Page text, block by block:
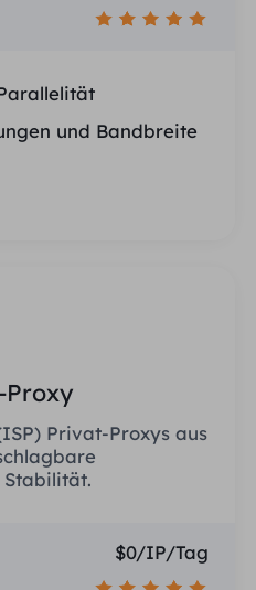
und Bandbreite
Proxy
Privat-Proxys aus
Stabilität.
$0/IP/Tag